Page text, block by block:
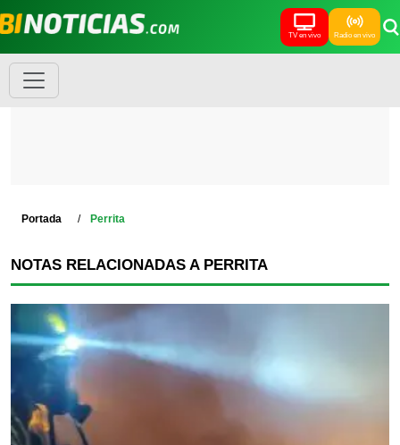
TV en vivo Radio en vivo
Portada Perrita
NOTAS RELACIONADAS A PERRITA